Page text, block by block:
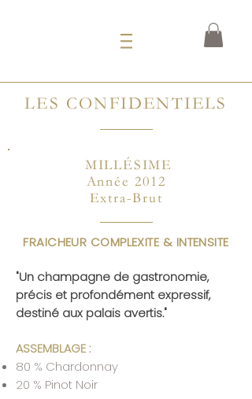
LES CONFIDENTIELS
MILLÉSIME
Année 2012
Extra-Brut
FRAICHEUR COMPLEXITE & INTENSITE
"Un champagne de gastronomie,
précis et profondément expressif,
destiné aux palais avertis."
ASSEMBLAGE :​
80 % Chardonnay
20 % Pinot Noir